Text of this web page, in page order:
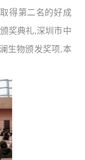
得第二名的好成
奖典礼,深圳市中
生物颁发奖项,本